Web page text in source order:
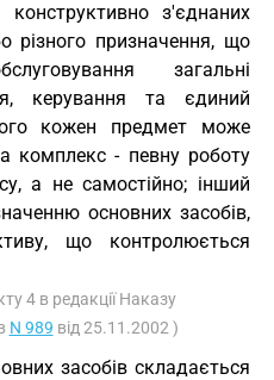
з'єднаних
різного призначення, що
загальні
керування та єдиний
кожен предмет може
а комплекс - певну роботу
а не самостійно; інший
основних засобів,
що контролюється
4 в редакції Наказу
N 989 від 25.11.2002 )
засобів складається